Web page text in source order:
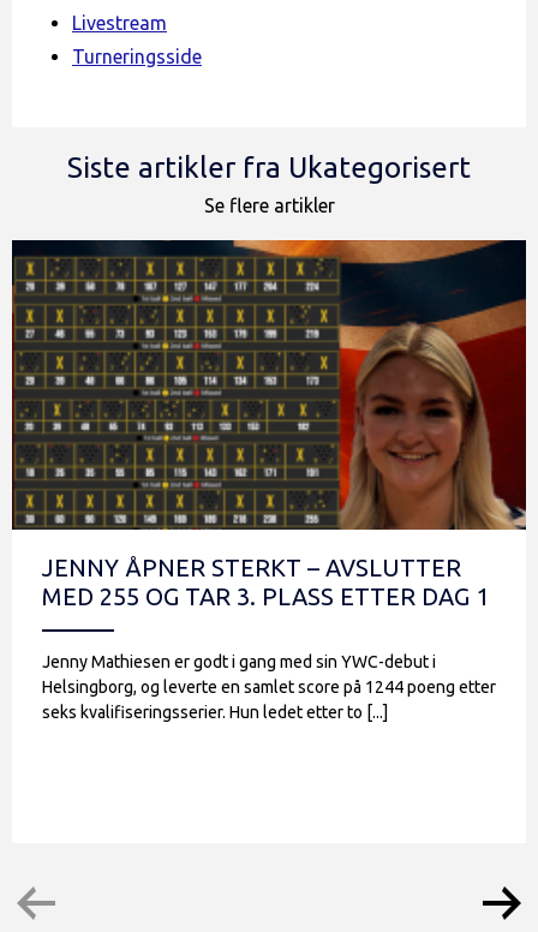
Livestream
Turneringsside
Siste artikler fra Ukategorisert
Se flere artikler
JENNY ÅPNER STERKT – AVSLUTTER
MED 255 OG TAR 3. PLASS ETTER DAG 1
Jenny Mathiesen er godt i gang med sin YWC-debut i
Helsingborg, og leverte en samlet score på 1244 poeng etter
seks kvalifiseringsserier. Hun ledet etter to [...]